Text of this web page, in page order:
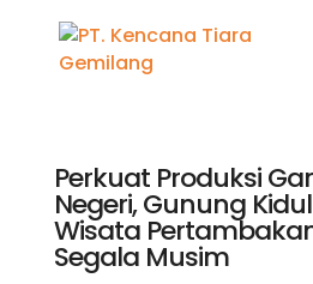
Perkuat Produksi
Negeri, Gunung
Wisata
Segala Musim